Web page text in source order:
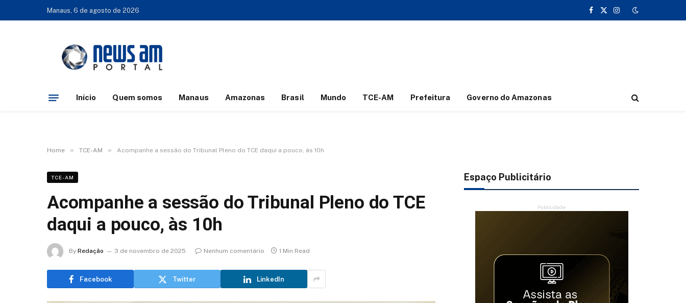
Manaus, 6 de agosto de 2026
Facebook
X
Instagram
Início Quem somos Manaus Amazonas Brasil Mundo TCE-AM Prefeitura Governo do Amazonas
Home » TCE-AM » Acompanhe a sessão do Tribunal Pleno do TCE daqui a pouco, às 10h
TCE-AM
Acompanhe a sessão do Tribunal Pleno do TCE
daqui a pouco, às 10h
By Redação 3 de novembro de 2025 Nenhum comentário 1 Min Read
Facebook Twitter LinkedIn
Espaço Publicitário
Publicidade